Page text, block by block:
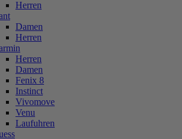
Herren
Damen
Herren
Herren
Damen
Fenix 8
Instinct
Vivomove
Venu
Laufuhren